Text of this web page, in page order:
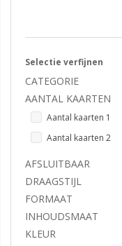
Selectie verfijnen
CATEGORIE
AANTAL KAARTEN
Aantal kaarten 1
Aantal kaarten 2
AFSLUITBAAR
DRAAGSTIJL
FORMAAT
INHOUDSMAAT
KLEUR